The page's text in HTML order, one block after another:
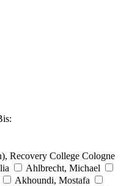
Recovery College Cologne
Ahlbrecht, Michael
Akhoundi, Mostafa